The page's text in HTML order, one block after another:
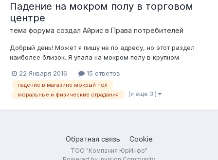
Падение на мокром полу в торговом
центре
тема форума создал Айрис в Права потребителей
Добрый день! Может я пишу не по адресу, но этот раздел
наиболее близок. Я упала на мокром полу в крупном
и не стояла. Очень сильно ушибла и без того нездоровую
ногу. Когда поднялась одна из покупательниц, проходивших
мимо сказала, что минуту на...
22 Января 2016 15 ответов
падение в магазине мокрый пол
моральные и физические страдания
(и еще 3 )
Обратная связь Cookie
ТОО "Компания ЮрИнфо"